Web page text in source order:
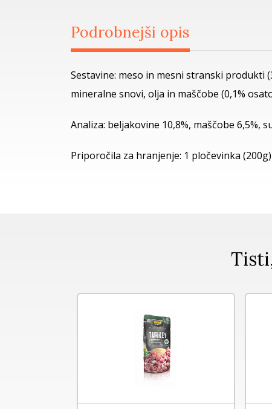
Podrobnejši opis
Sestavine: meso in mesni stranski produkti
mineralne snovi, olja in maščobe (0,1%
Analiza: beljakovine 10,8%, maščobe 6,5%,
Priporočila za hranjenje: 1 pločevinka